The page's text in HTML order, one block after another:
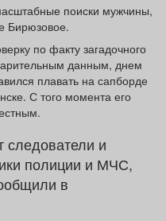
Проекты
Погода
поиски мужчины,
Бирюзовое.
по факту загадочного
данным, днем
плавать на сапборде
С того момента его
следователи и
полиции и МЧС,
в